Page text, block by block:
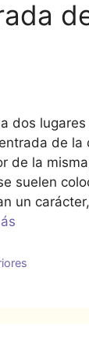
dos
de la
de la
suelen
un